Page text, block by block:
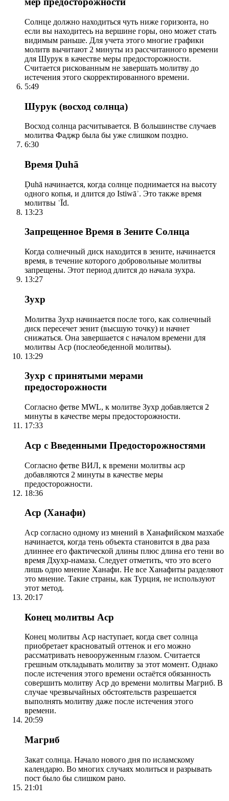
Солнце должно находиться чуть ниже горизонта, но
если вы находитесь на вершине горы, оно может стать
видимым раньше. Для учета этого многие графики
молитв вычитают 2 минуты из рассчитанного времени
для Шурук в качестве меры предосторожности.
Считается рискованным не завершать молитву до
истечения этого скорректированного времени.
5:49
Шурук (восход солнца)
Восход солнца расчитывается. В большинстве случаев
молитва Фаджр была бы уже слишком поздно.
6:30
Время Ḍuhā
Ḍuhā начинается, когда солнце поднимается на высоту
одного копья, и длится до Istiwāʾ. Это также время
молитвы ʿĪd.
13:23
Запрещенное Время в Зените Солнца
Когда солнечный диск находится в зените, начинается
время, в течение которого добровольные молитвы
запрещены. Этот период длится до начала зухра.
13:27
Зухр
Молитва Зухр начинается после того, как солнечный
диск пересечет зенит (высшую точку) и начнет
снижаться. Она завершается с началом времени для
молитвы Аср (послеобеденной молитвы).
13:29
Зухр с принятыми мерами
предосторожности
Согласно фетве MWL, к молитве Зухр добавляется 2
минуты в качестве меры предосторожности.
17:33
Аср с Введенными Предосторожностями
Согласно фетве ВИЛ, к времени молитвы аср
добавляются 2 минуты в качестве меры
предосторожности.
18:36
Аср (Ханафи)
Аср согласно одному из мнений в Ханафийском мазхабе
начинается, когда тень объекта становится в два раза
длиннее его фактической длины плюс длина его тени во
время Дхухр-намаза. Следует отметить, что это всего
лишь одно мнение Ханафи. Не все Ханафиты разделяют
это мнение. Такие страны, как Турция, не используют
этот метод.
20:17
Конец молитвы Аср
Конец молитвы Аср наступает, когда свет солнца
приобретает красноватый оттенок и его можно
рассматривать невооруженным глазом. Считается
грешным откладывать молитву за этот момент. Однако
после истечения этого времени остаётся обязанность
совершить молитву Аср до времени молитвы Магриб. В
случае чрезвычайных обстоятельств разрешается
выполнять молитву даже после истечения этого
времени.
20:59
Магриб
Закат солнца. Начало нового дня по исламскому
календарю. Во многих случаях молиться и разрывать
пост было бы слишком рано.
21:01